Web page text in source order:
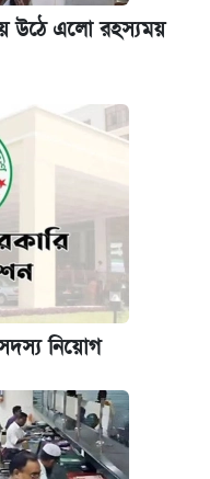
উঠে এলো রহস্যময়
নিয়োগ